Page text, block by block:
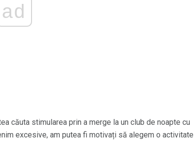
ad
căuta stimularea prin a merge la un club de noapte cu
excesive, am putea fi motivați să alegem o activitate